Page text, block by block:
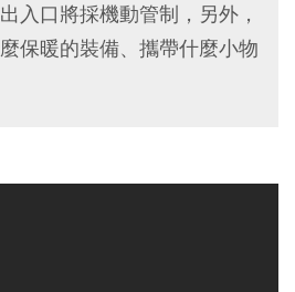
入口將採機動管制，另外，
保暖的裝備、攜帶什麼小物